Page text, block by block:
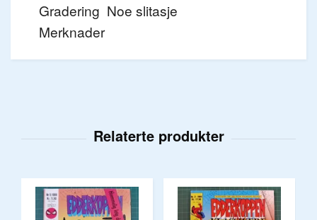
Gradering Noe slitasje
Merknader